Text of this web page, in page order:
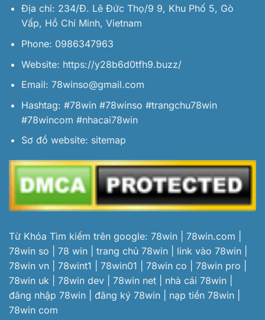
Địa chỉ: 234/Đ. Lê Đức Thọ/9 9, Khu Phố 5, Gò
Vấp, Hồ Chí Minh, Vietnam
Phone: 0986347963
Website: https://y28b6d0tfh9.buzz/
Email: 78winso@gmail.com
Hashtag: #78win #78winso #trangchu78win
#78wincom #nhacai78win
Sơ đồ website: sitemap
Từ Khóa Tìm kiếm trên google: 78win | 78win.com |
78win so | 78 win | trang chủ 78win | link vào 78win |
78win vn | 78wint1 | 78win01 | 78win co | 78win pro |
78win uk | 78win dev | 78win net | nhà cái 78win |
đăng nhập 78win | đăng ký 78win | nạp tiền 78win |
78win com